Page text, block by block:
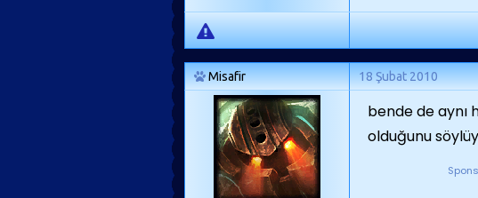
Misafir 18 Şubat 2010
bende de aynı
olduğunu